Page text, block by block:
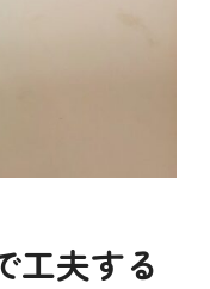
工夫する